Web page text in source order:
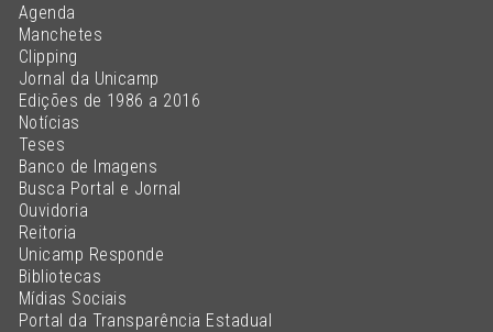
Agenda
Manchetes
Clipping
Jornal da Unicamp
Edições de 1986 a 2016
Notícias
Teses
Banco de Imagens
Busca Portal e Jornal
Ouvidoria
Reitoria
Unicamp Responde
Bibliotecas
Mídias Sociais
Portal da Transparência Estadual